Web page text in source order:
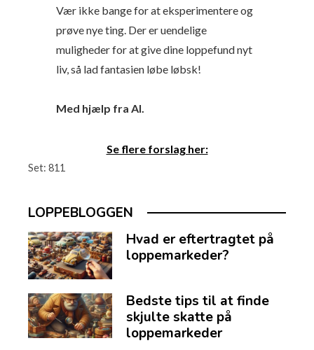
Vær ikke bange for at eksperimentere og
prøve nye ting. Der er uendelige
muligheder for at give dine loppefund nyt
liv, så lad fantasien løbe løbsk!
Med hjælp fra AI.
Se flere forslag her:
Set: 811
LOPPEBLOGGEN
Hvad er eftertragtet på
loppemarkeder?
Bedste tips til at finde
skjulte skatte på
loppemarkeder